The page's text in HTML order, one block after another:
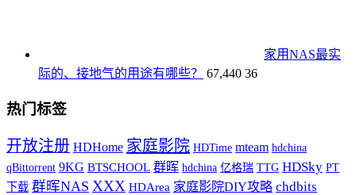
家用NAS最实
际的、接地气的用途有哪些？
67,440 36
热门标签
开放注册 HDHome 家庭影院 HDTime mteam hdchina
qBittorrent 9KG BTSCHOOL 群晖 hdchina 亿格瑞 TTG HDSky PT
下载 群晖NAS XXX HDArea 家庭影院DIY攻略 chdbits